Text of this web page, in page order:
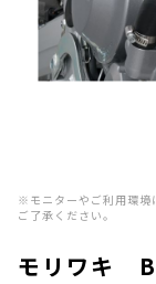
※モニターやご利用環境
ご了承ください。
モリワキ